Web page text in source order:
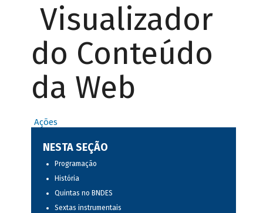
Visualizador
do Conteúdo
da Web
Ações
NESTA SEÇÃO
Programação
História
Quintas no BNDES
Sextas instrumentais